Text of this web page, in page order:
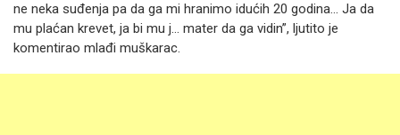
ne neka suđenja pa da ga mi hranimo idućih 20 godina... Ja da
mu plaćan krevet, ja bi mu j... mater da ga vidin”, ljutito je
komentirao mlađi muškarac.